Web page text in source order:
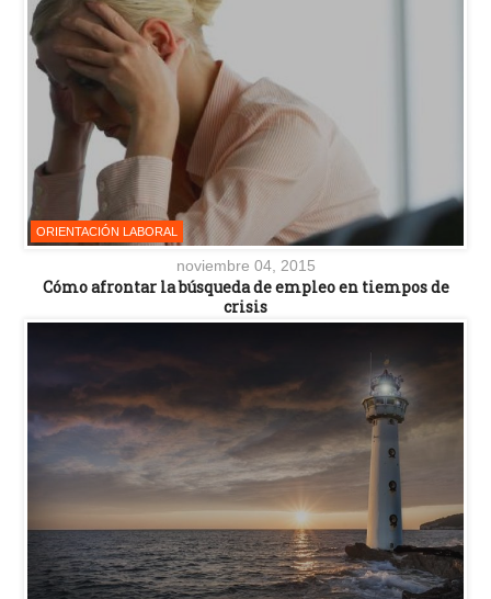
ORIENTACIÓN LABORAL
noviembre 04, 2015
Cómo afrontar la búsqueda de empleo en tiempos de
crisis